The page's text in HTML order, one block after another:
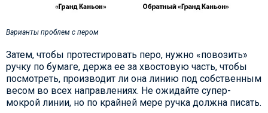
Варианты проблем с пером
Затем, чтобы протестировать перо, нужно «повозить»
ручку по бумаге, держа ее за хвостовую часть, чтобы
посмотреть, производит ли она линию под собственным
весом во всех направлениях. Не ожидайте супер-
мокрой линии, но по крайней мере ручка должна писать.